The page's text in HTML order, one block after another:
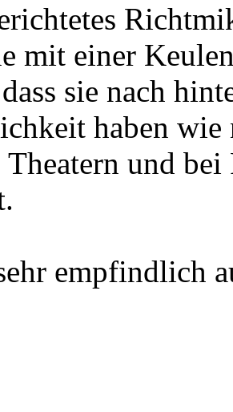
mit einer
sie nach
haben wie
und
empfindlich